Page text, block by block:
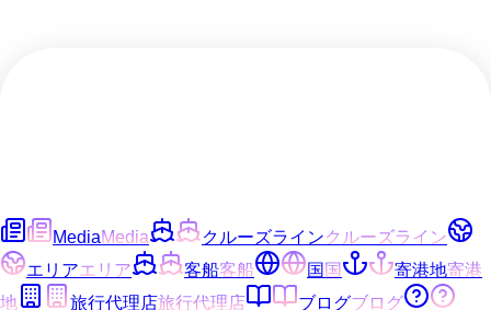
MediaMedia クルーズラインクルーズライン
エリアエリア 客船客船 国国 寄港地寄港
地
旅行代理店旅行代理店 ブログブログ